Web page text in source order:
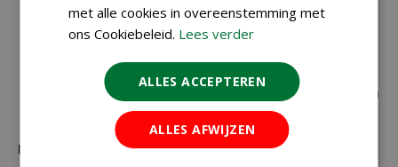
alleen kleine zakjes / doosjes zaden die via
brievenbuspost worden verzonden.
€ 6,99 voor bestellingen onder € 49,95 voor de
rest van de producten die via pakketpost worden
verzonden.
Uitzonderlijke verzendkosten
met alle cookies in overeenstemming met
ons Cookiebeleid. Lees verder
ALLES ACCEPTEREN
ALLES AFWIJZEN